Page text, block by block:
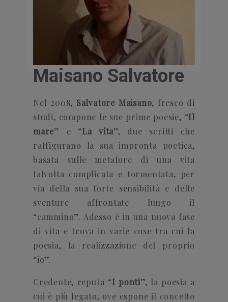
Maisano Salvatore
Nel 2008, Salvatore Maisano, fresco di
studi, compone le sue prime poesie, “Il
mare” e “La vita”, due scritti che
raffigurano la sua impronta poetica,
basata sulle metafore di una vita
talvolta complicata e tormentata, per
via della sua forte sensibilità e delle
sventure affrontate lungo il
“cammino”. Adesso è in una nuova fase
di vita e trova in varie cose tra cui la
poesia, la realizzazione del proprio
“io”.
Credente, reputa “I ponti”, la poesia a
cui è più legato, ove espone il concetto